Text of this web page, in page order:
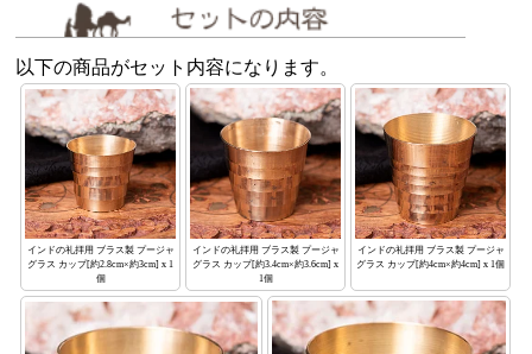
以下の商品がセット内容になります。
インドの礼拝用 ブラス製 プージャ
グラス カップ[約2.8cm×約3cm] x 1
個
インドの礼拝用 ブラス製 プージャ
グラス カップ[約3.4cm×約3.6cm] x
1個
インドの礼拝用 ブラス製 プージャ
グラス カップ[約4cm×約4cm] x 1個